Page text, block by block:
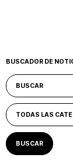
BUSCADOR DE